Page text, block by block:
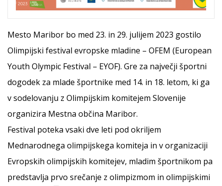
Mesto Maribor bo med 23. in 29. julijem 2023 gostilo
Olimpijski festival evropske mladine – OFEM (European
Youth Olympic Festival – EYOF). Gre za največji športni
dogodek za mlade športnike med 14. in 18. letom, ki ga
v sodelovanju z Olimpijskim komitejem Slovenije
organizira Mestna občina Maribor.
Festival poteka vsaki dve leti pod okriljem
Mednarodnega olimpijskega komiteja in v organizaciji
Evropskih olimpijskih komitejev, mladim športnikom pa
predstavlja prvo srečanje z olimpizmom in olimpijskimi